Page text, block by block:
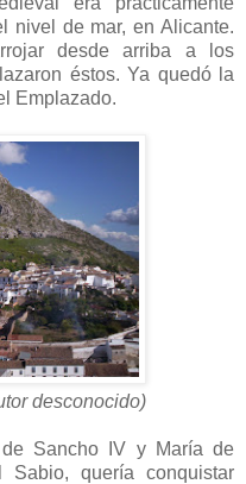
nivel de mar, en Alicante.
desde arriba a los
éstos. Ya quedó la
Emplazado.
desconocido)
Sancho IV y María de
quería conquistar